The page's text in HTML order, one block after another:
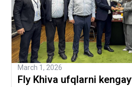
March 1, 2026
Fly Khiva ufqlarni